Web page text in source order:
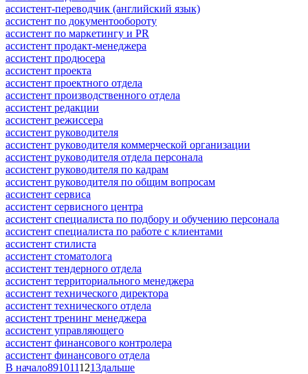
ассистент-переводчик (английский язык)
ассистент по документообороту
ассистент по маркетингу и PR
ассистент продакт-менеджера
ассистент продюсера
ассистент проекта
ассистент проектного отдела
ассистент производственного отдела
ассистент редакции
ассистент режиссера
ассистент руководителя
ассистент руководителя коммерческой организации
ассистент руководителя отдела персонала
ассистент руководителя по кадрам
ассистент руководителя по общим вопросам
ассистент сервиса
ассистент сервисного центра
ассистент специалиста по подбору и обучению персонала
ассистент специалиста по работе с клиентами
ассистент стилиста
ассистент стоматолога
ассистент тендерного отдела
ассистент территориального менеджера
ассистент технического директора
ассистент технического отдела
ассистент тренинг менеджера
ассистент управляющего
ассистент финансового контролера
ассистент финансового отдела
В начало8910111213дальше